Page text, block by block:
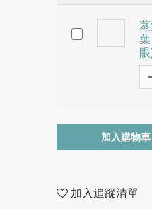
加入購物車
加入追蹤清單